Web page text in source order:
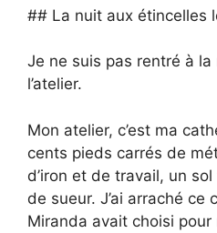
## La nuit aux étincelles
Je ne suis pas rentré à
l’atelier.
Mon atelier, c’est ma
cents pieds carrés de
d’iron et de travail, un
de sueur. J’ai arraché
Miranda avait choisi pour